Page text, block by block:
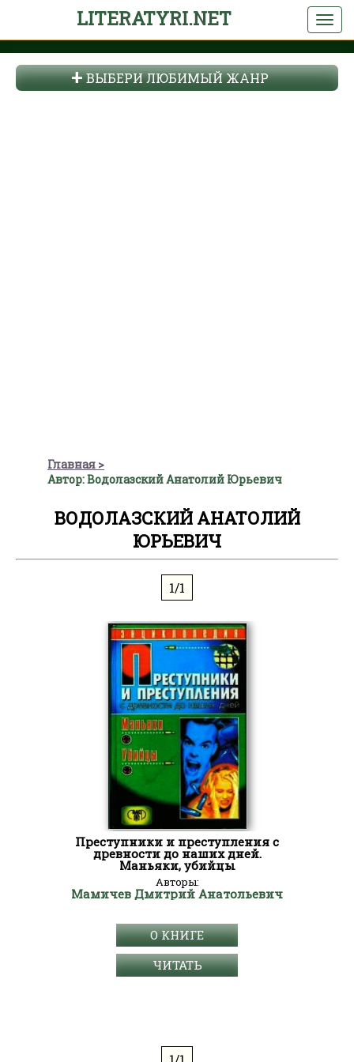
LITERATYRI.NET
ВЫБЕРИ ЛЮБИМЫЙ ЖАНР
Главная
Автор: Водолазский Анатолий Юрьевич
ВОДОЛАЗСКИЙ АНАТОЛИЙ
ЮРЬЕВИЧ
1/1
Преступники и преступления с
древности до наших дней.
Маньяки, убийцы
Авторы:
Мамичев Дмитрий Анатольевич
О КНИГЕ
ЧИТАТЬ